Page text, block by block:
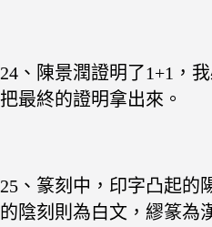
24、陳景潤證明了1+1，
把最終的證明拿出來。
25、篆刻中，印字凸起的
的陰刻則為白文，繆篆為